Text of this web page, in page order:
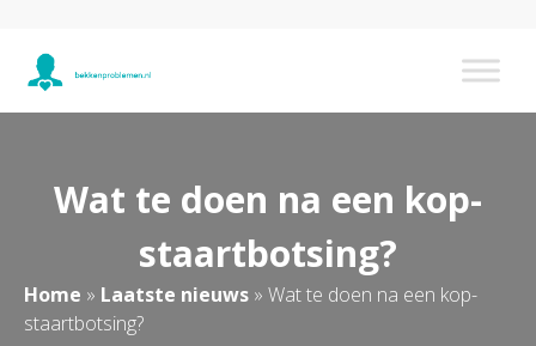
Wat te doen na een kop-
staartbotsing?
Home » Laatste nieuws » Wat te doen na een kop-
staartbotsing?